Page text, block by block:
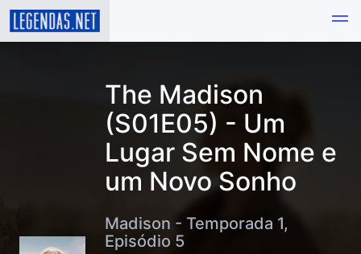
The Madison
(S01E05) - Um
Lugar Sem Nome e
um Novo Sonho
Madison - Temporada 1,
Episódio 5